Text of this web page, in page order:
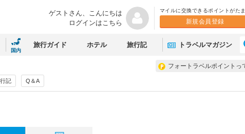
ゲストさん、 こんにちは
ログインはこちら
マイルに交換できるポイントがた
新規会員登録
国内
旅行ガイド ホテル 旅行記 トラベルマガジン
フォートラベルポイントっ
記 Q＆A